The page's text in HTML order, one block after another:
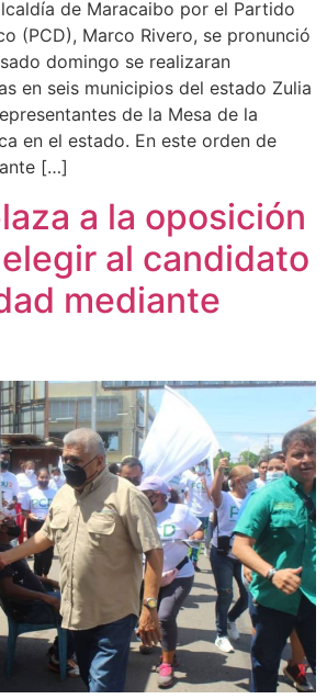
de Maracaibo por el Partido
(PCD), Marco Rivero, se pronunció
domingo se realizaran
en seis municipios del estado Zulia
de la Mesa de la
en el estado. En este orden de
[…]
a la oposición
al candidato
mediante